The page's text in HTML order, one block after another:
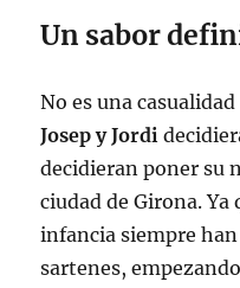
Un sabor
No es una
Josep y Jordi
decidieran poner su
ciudad de Girona. Ya
infancia siempre
sartenes,